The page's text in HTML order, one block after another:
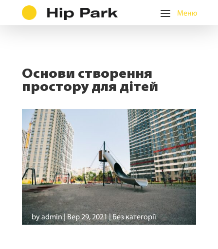
Основи створення
простору для дітей
byadmin| Вер 29, 2021|Без категорії